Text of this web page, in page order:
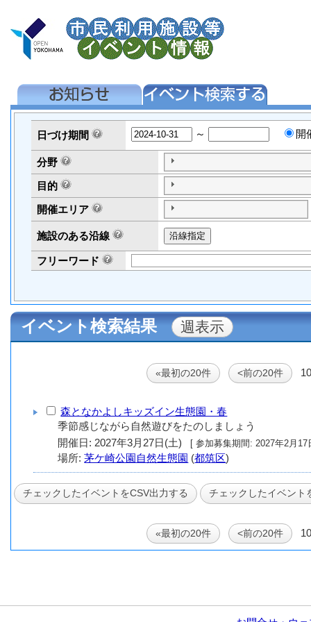
日づけ期間 ～ 開
分野
目的
開催エリア
施設のある沿線
フリーワード
イベント検索結果
«最初の20件 <前の20件
森となかよしキッズイン生態園・春
季節感じながら自然遊びをたのしましょう
[ 参加募集期間:
場所:茅ケ崎公園自然生態園 (都筑区)
«最初の20件 <前の20件